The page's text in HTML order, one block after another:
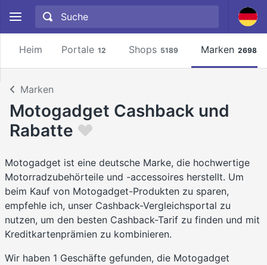
Heim Portale 12 Shops 5189 Marken 2698
Marken
Motogadget Cashback und
Rabatte
Motogadget ist eine deutsche Marke, die hochwertige
Motorradzubehörteile und -accessoires herstellt. Um
beim Kauf von Motogadget-Produkten zu sparen,
empfehle ich, unser Cashback-Vergleichsportal zu
nutzen, um den besten Cashback-Tarif zu finden und mit
Kreditkartenprämien zu kombinieren.
Wir haben 1 Geschäfte gefunden, die Motogadget